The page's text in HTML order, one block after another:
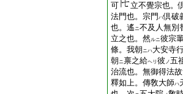
可
立不覺宗也。
法門也。宗門 ハ倶破
也。遙ニ不及人無別
立之也。然ルニ彼宗
條。我朝ニハ大安寺
朝ニ禀之給ヘリ 彼 ノ五
治流也。無御得法
釋如上。傳敎大師ハ